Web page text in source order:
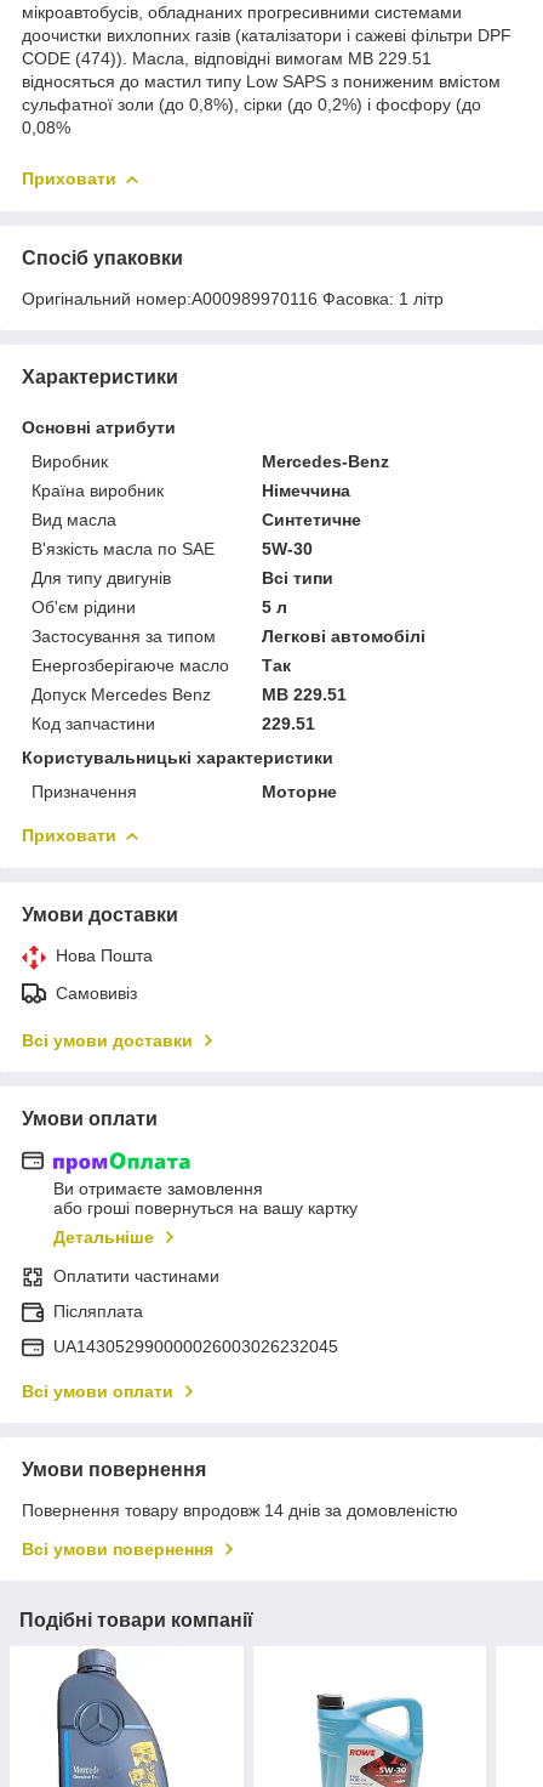
мікроавтобусів, обладнаних прогресивними системами
доочистки вихлопних газів (каталізатори і сажеві фільтри DPF
CODE (474)). Масла, відповідні вимогам MB 229.51
відносяться до мастил типу Low SAPS з пониженим вмістом
сульфатної золи (до 0,8%), сірки (до 0,2%) і фосфору (до
0,08%
Приховати
Спосіб упаковки
Оригінальний номер:A000989970116 Фасовка: 1 літр
Характеристики
Основні атрибути
Виробник
Mercedes-Benz
Країна виробник
Німеччина
Вид масла
Синтетичне
В'язкість масла по SAE
5W-30
Для типу двигунів
Всі типи
Об'єм рідини
5 л
Застосування за типом
Легкові автомобілі
Енергозберігаюче масло
Так
Допуск Mercedes Benz
MB 229.51
Код запчастини
229.51
Користувальницькі характеристики
Призначення
Моторне
Приховати
Умови доставки
Нова Пошта
Самовивіз
Всі умови доставки
Умови оплати
Ви отримаєте замовлення
або гроші повернуться на вашу картку
Детальніше
Оплатити частинами
Післяплата
UA143052990000026003026232045
Всі умови оплати
Умови повернення
Повернення товару впродовж 14 днів за домовленістю
Всі умови повернення
Подібні товари компанії